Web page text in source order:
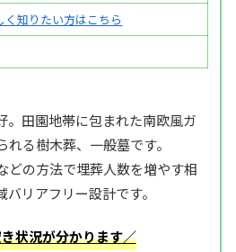
く知りたい方はこちら
。田園地帯に包まれた南欧風ガ
る樹木葬、一般墓です。
どの方法で埋葬人数を増やす相
リアフリー設計です。
状況が分かります／